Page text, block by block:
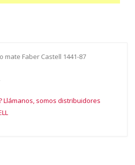
mate Faber Castell 1441-87
Llámanos, somos distribuidores